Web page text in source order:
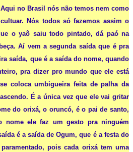
no Brasil nós não temos nem como
Nós todos só fazemos assim o
o yaô saiu todo pintado, dá paó na
Aí vem a segunda saída que é pra
saída, que é a saída do nome, quando
pra dizer pro mundo que ele está
coloca umbigueira feita de palha da
É a única vez que ele vai gritar
do orixá, o oruncó, é o pai de santo,
nome ele faz um gesto pra ninguém
é a saída de Ogum, que é a festa do
pois cada orixá tem uma